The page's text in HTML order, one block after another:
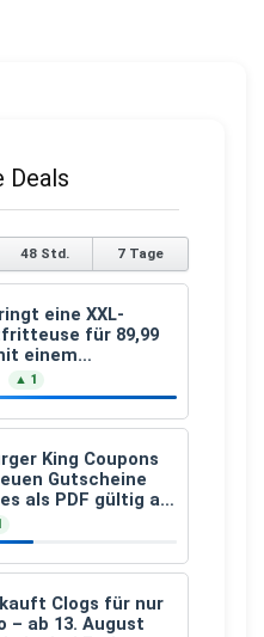
Deals
48 Std. 7 Tage
eine XXL-
für 89,99
einem
Vorteil
▲ 1
King Coupons
Gutscheine
als PDF gültig ab
bis 04.09.2026
Clogs für nur
– ab 13. August